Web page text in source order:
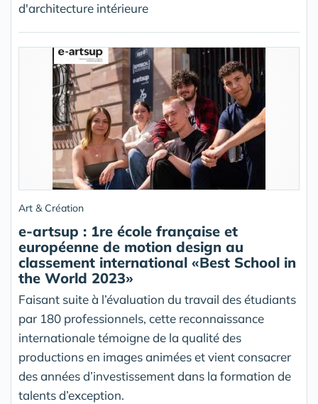
d'architecture intérieure
Art & Création
e-artsup : 1re école française et
européenne de motion design au
classement international «Best School in
the World 2023»
Faisant suite à l’évaluation du travail des étudiants
par 180 professionnels, cette reconnaissance
internationale témoigne de la qualité des
productions en images animées et vient consacrer
des années d’investissement dans la formation de
talents d’exception.